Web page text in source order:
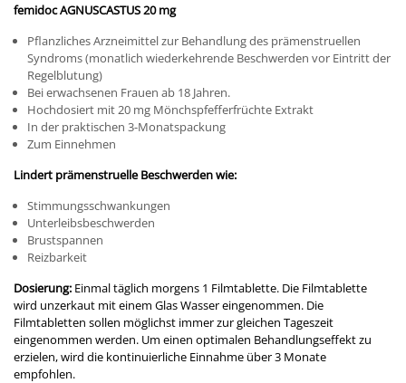
femidoc AGNUSCASTUS 20 mg
Pflanzliches Arzneimittel zur Behandlung des prämenstruellen
Syndroms (monatlich wiederkehrende Beschwerden vor Eintritt der
Regelblutung)
Bei erwachsenen Frauen ab 18 Jahren.
Hochdosiert mit 20 mg Mönchspfefferfrüchte Extrakt
In der praktischen 3-Monatspackung
Zum Einnehmen
Lindert prämenstruelle Beschwerden wie:
Stimmungsschwankungen
Unterleibsbeschwerden
Brustspannen
Reizbarkeit
Dosierung: Einmal täglich morgens 1 Filmtablette. Die Filmtablette
wird unzerkaut mit einem Glas Wasser eingenommen. Die
Filmtabletten sollen möglichst immer zur gleichen Tageszeit
eingenommen werden. Um einen optimalen Behandlungseffekt zu
erzielen, wird die kontinuierliche Einnahme über 3 Monate
empfohlen.